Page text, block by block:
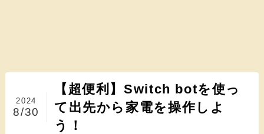
【超便利】Switch botを使っ
て出先から家電を操作しよ
う！
2024
8/30